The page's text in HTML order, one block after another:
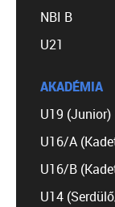
NBI B
U21
AKADÉMIA
U19 (Junior)
U16/A
U16/B
U14